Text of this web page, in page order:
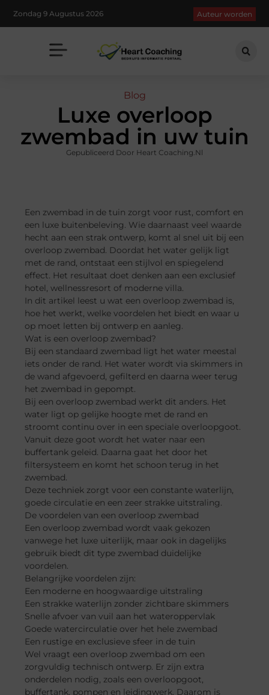
Zondag 9 Augustus 2026 Auteur worden
Blog
Luxe overloop
zwembad in uw tuin
Gepubliceerd Door Heart Coaching.nl
Een zwembad in de tuin zorgt voor rust, comfort en
een luxe buitenbeleving. Wie daarnaast veel waarde
hecht aan een strak ontwerp, komt al snel uit bij een
overloop zwembad. Doordat het water gelijk ligt
met de rand, ontstaat een stijlvol en spiegelend
effect. Het resultaat doet denken aan een exclusief
hotel, wellnessresort of moderne villa.
In dit artikel leest u wat een overloop zwembad is,
hoe het werkt, welke voordelen het biedt en waar u
op moet letten bij ontwerp en aanleg.
Wat is een overloop zwembad?
Bij een standaard zwembad ligt het water meestal
iets onder de rand. Het water wordt via skimmers in
de wand afgevoerd, gefilterd en daarna weer terug
het zwembad in gepompt.
Bij een overloop zwembad werkt dit anders. Het
water ligt op gelijke hoogte met de rand en
stroomt continu over in een speciale overloopgoot.
Vanuit deze goot wordt het water naar een
buffertank geleid. Daarna gaat het door het
filtersysteem en komt het schoon terug in het
zwembad.
Deze techniek zorgt voor een constante waterlijn,
goede circulatie en een zeer strakke uitstraling.
De voordelen van een overloop zwembad
Een overloop zwembad wordt vaak gekozen
vanwege het luxe uiterlijk, maar ook in dagelijks
gebruik biedt dit type zwembad duidelijke
voordelen.
Belangrijke voordelen zijn:
Een moderne en hoogwaardige uitstraling
Een strakke waterlijn zonder zichtbare skimmers
Snelle afvoer van vuil aan het wateroppervlak
Goede watercirculatie over het hele zwembad
Een rustige en exclusieve sfeer in de tuin
Wel vraagt een overloop zwembad om een
zorgvuldig technisch ontwerp. Er zijn extra
onderdelen nodig, zoals een overloopgoot,
buffertank, pompen en leidingwerk. Daarom is